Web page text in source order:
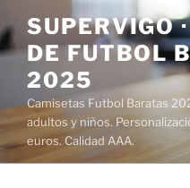
al
contenido
SUPERVIGO
DE FUTBOL
2025
Camisetas Futbol Baratas
adultos y niños.
euros. Calidad AAA.